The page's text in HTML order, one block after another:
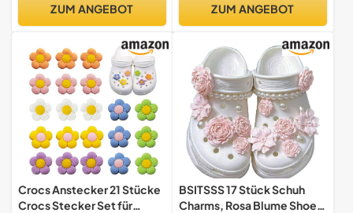
ZUM ANGEBOT
für Kinder Jungen Mädchen
ZUM ANGEBOT
Crocs Anstecker 21 Stücke
Crocs Stecker Set für
BSITSSS 17 Stück Schuh
Charms, Rosa Blume Shoe